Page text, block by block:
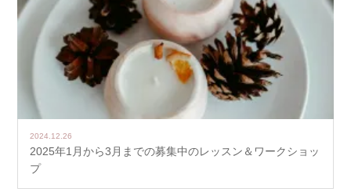
2024.12.26
2025年1月から3月までの募集中のレッスン＆ワークショッ
プ